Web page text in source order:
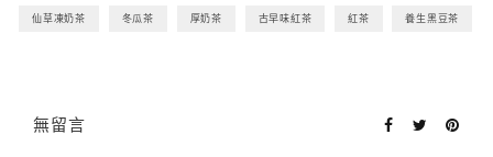
仙草凍奶茶 冬瓜茶 厚奶茶 古早味紅茶 紅茶 養生黑豆茶
無留言